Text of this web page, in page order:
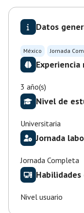
Datos
México Jornada
Experiencia
3 año(s)
Nivel de
Universitaria
Jornada
Jornada Completa
Nivel usuario